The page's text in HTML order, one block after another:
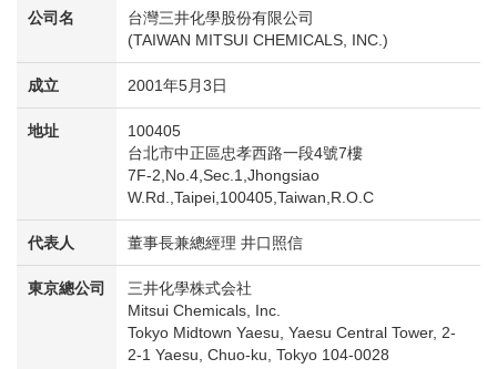
公司名
台灣三井化學股份有限公司
(TAIWAN MITSUI CHEMICALS, INC.)
成立 2001年5月3日
地址
100405
台北市中正區忠孝西路一段4號7樓
7F-2,No.4,Sec.1,Jhongsiao
W.Rd.,Taipei,100405,Taiwan,R.O.C
代表人 董事長兼總經理 井口照信
東京總公司
三井化學株式会社
Mitsui Chemicals, Inc.
Tokyo Midtown Yaesu, Yaesu Central Tower, 2-
2-1 Yaesu, Chuo-ku, Tokyo 104-0028